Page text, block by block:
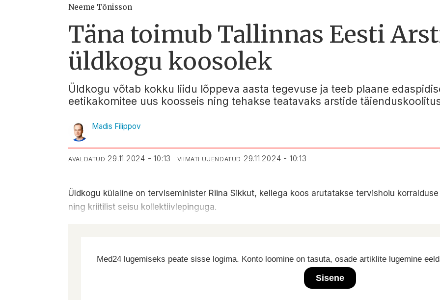
Neeme Tõnisson
Täna toimub Tallinnas Eesti
üldkogu koosolek
Üldkogu võtab kokku liidu lõppeva aasta tegevuse ja teeb plaane
eetikakomitee uus koosseis ning tehakse teatavaks arstide
Madis Filippov
AVALDATUD 29.11.2024 - 10:13 VIIMATI UUENDATUD 29.11.2024 - 10:13
Üldkogu külaline on terviseminister Riina Sikkut, kellega koos arutatakse tervishoiu
ning kriitilist seisu kollektiivlepinguga.
Med24 lugemiseks peate sisse logima. Konto loomine on tasuta, osade artiklite lugemine
Sisene